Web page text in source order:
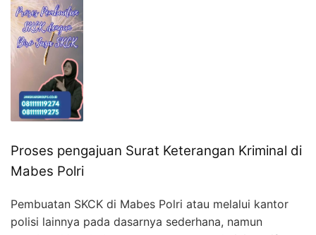
Proses pengajuan Surat Keterangan Kriminal di
Mabes Polri
Pembuatan SKCK di Mabes Polri atau melalui kantor
polisi lainnya pada dasarnya sederhana, namun